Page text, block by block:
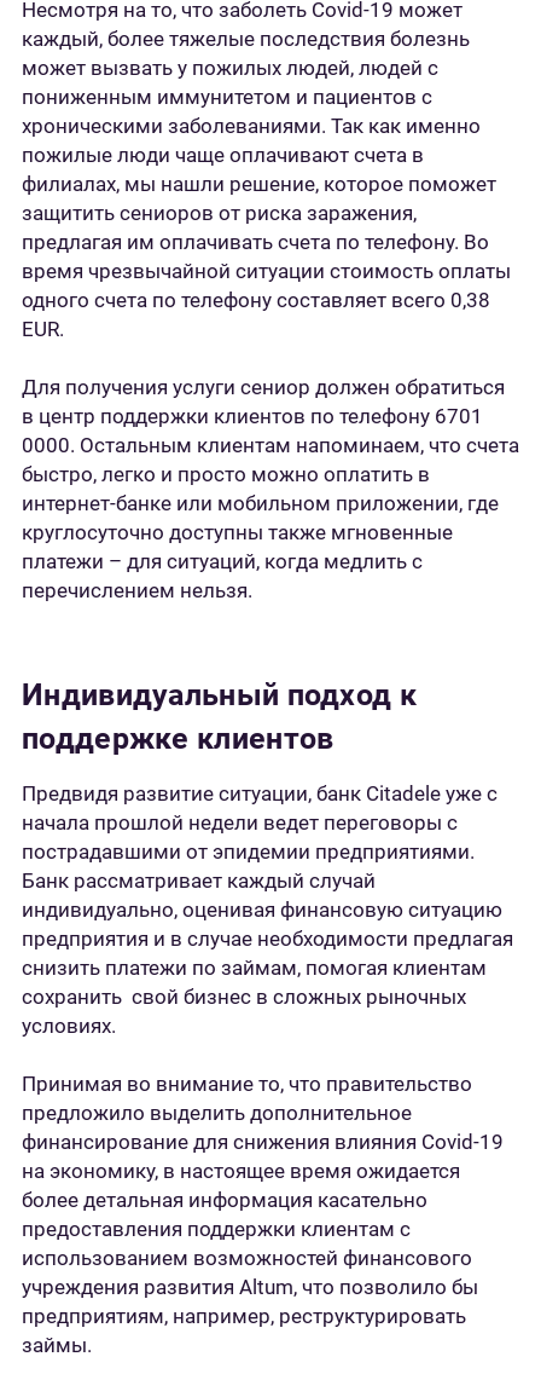
Несмотря на то, что заболеть Covid-19 может
каждый, более тяжелые последствия болезнь
может вызвать у пожилых людей, людей с
пониженным иммунитетом и пациентов с
хроническими заболеваниями. Так как именно
пожилые люди чаще оплачивают счета в
филиалах, мы нашли решение, которое поможет
защитить сениоров от риска заражения,
предлагая им оплачивать счета по телефону. Во
время чрезвычайной ситуации стоимость оплаты
одного счета по телефону составляет всего 0,38
EUR.
Для получения услуги сениор должен обратиться
в центр поддержки клиентов по телефону 6701
0000. Остальным клиентам напоминаем, что счета
быстро, легко и просто можно оплатить в
интернет-банке или мобильном приложении, где
круглосуточно доступны также мгновенные
платежи – для ситуаций, когда медлить с
перечислением нельзя.
Индивидуальный подход к
поддержке клиентов
Предвидя развитие ситуации, банк Citadele уже с
начала прошлой недели ведет переговоры с
пострадавшими от эпидемии предприятиями.
Банк рассматривает каждый случай
индивидуально, оценивая финансовую ситуацию
предприятия и в случае необходимости предлагая
снизить платежи по займам, помогая клиентам
сохранить свой бизнес в сложных рыночных
условиях.
Принимая во внимание то, что правительство
предложило выделить дополнительное
финансирование для снижения влияния Covid-19
на экономику, в настоящее время ожидается
более детальная информация касательно
предоставления поддержки клиентам с
использованием возможностей финансового
учреждения развития Altum, что позволило бы
предприятиям, например, реструктурировать
займы.